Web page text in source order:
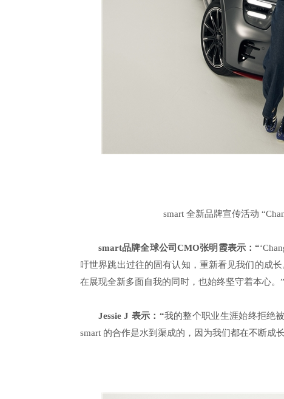
smart 全新品牌宣传活动
smart品牌全球公司CMO张明霞表示：“
吁世界跳出过往的固有认知，重新看见我们的成
在展现全新多面自我的同时，也始终坚守着本心。”
Jessie J 表示： “我的整个职业生涯始终拒绝
smart 的合作是水到渠成的，因为我们都在不断成